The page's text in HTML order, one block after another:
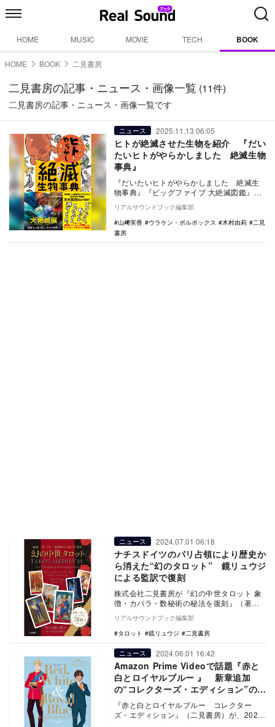
HOME MUSIC MOVIE TECH BOOK
HOME BOOK 二見書房
二見書房の記事・ニュース・画像一覧 (11件)
二見書房の記事・ニュース・画像一覧です
ニュース 2025.11.13 06:05
ヒトが絶滅させた生物を紹介 『だい
たいヒトがやらかしました 絶滅生物
事典』
『だいたいヒトがやらかしました 絶滅生
物事典』『ビッグファイブ 大絶滅図鑑』が
同日に発売。ヒトが誕生してから絶滅した
生き物を解説…
リアルサウンドブック編集部
山﨑実香
ウラケン・ボルボックス 木村由莉
二見
書房
ニュース 2024.07.01 06:18
ナチスドイツのパリ占領により歴史か
ら消えた“幻のタロット” 鏡リュウジ
による監訳で復刻
株式会社二見書房が『幻の中世タロット 象
徴・カバラ・数秘術の秘法を復刻』（著：
フランシス・ロルト=ウィーラー、編：ケイ
トリン・マ…
リアルサウンドブック編集部
タロット
鏡リュウジ 二見書房
ニュース 2024.06.01 16:42
Amazon Prime Videoで話題『赤と
白とロイヤルブルー 』 新章追加
の“コレクターズ・エディション”の内
容
『赤と白とロイヤルブルー コレクター
ズ・エディション』（二見書房）が、2024
年6月26日(水)に発売される。映画化第2弾